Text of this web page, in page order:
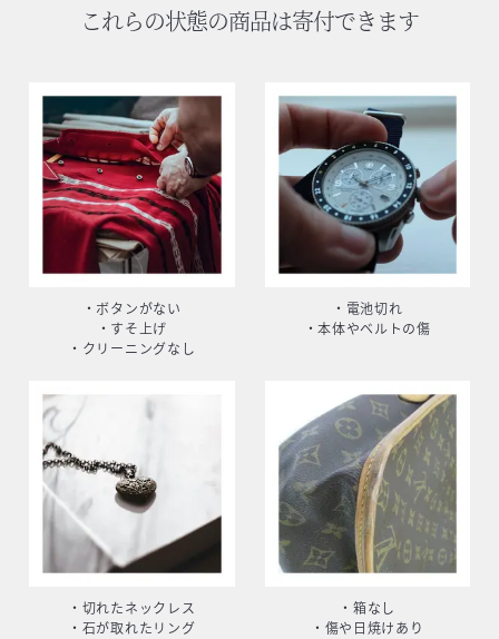
これらの状態の商品は寄付できます
・ボタンがない
・すそ上げ
・クリーニングなし
・電池切れ
・本体やベルトの傷
・切れたネックレス
・石が取れたリング
・箱なし
・傷や日焼けあり